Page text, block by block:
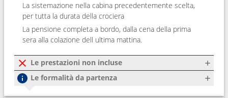
La sistemazione nella cabina precedentemente scelta,
per tutta la durata della crociera
La pensione completa a bordo, dalla cena della prima
sera alla colazione dell ultima mattina.
Le prestazioni non incluse
Le formalità da partenza